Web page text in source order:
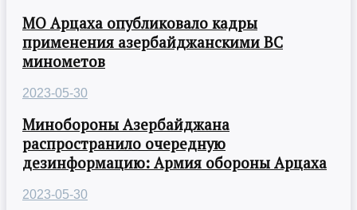
МО Арцаха опубликовало кадры
применения азербайджанскими ВС
минометов
2023-05-30
Минобороны Азербайджана
распространило очередную
дезинформацию: Армия обороны Арцаха
2023-05-30